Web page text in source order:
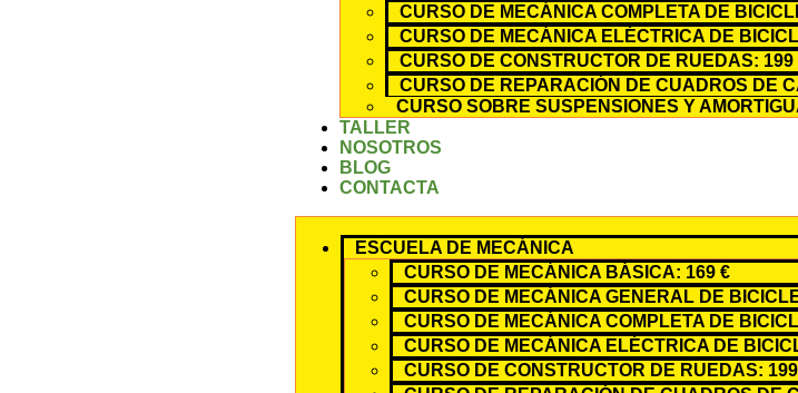
CURSO DE MECÁNICA COMPLETA DE
CURSO DE MECÁNICA ELÉCTRICA DE
CURSO DE CONSTRUCTOR DE RUEDAS: 199
CURSO DE REPARACIÓN DE CUADROS DE
CURSO SOBRE SUSPENSIONES Y
TALLER
NOSOTROS
BLOG
CONTACTA
ESCUELA DE MECÁNICA
CURSO DE MECÁNICA BÁSICA: 169 €
CURSO DE MECÁNICA GENERAL DE
CURSO DE MECÁNICA COMPLETA DE
CURSO DE MECÁNICA ELÉCTRICA DE
CURSO DE CONSTRUCTOR DE RUEDAS: